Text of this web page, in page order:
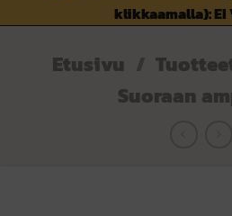
klikkaamalla):EI
Etusivu
Suoraan